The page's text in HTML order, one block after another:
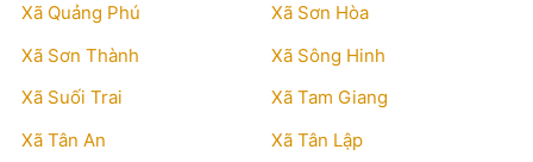
Xã Quảng Phú
Xã Sơn Hòa
Xã Sơn Thành
Xã Sông Hinh
Xã Suối Trai
Xã Tam Giang
Xã Tân An
Xã Tân Lập